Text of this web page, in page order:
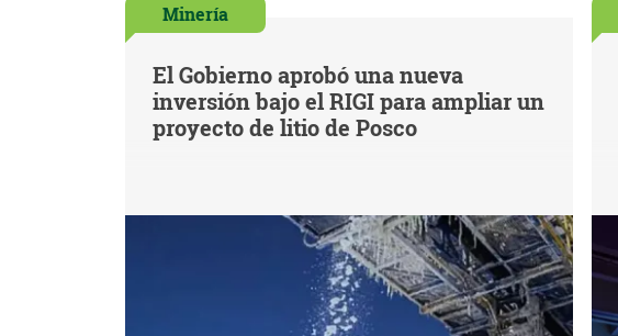
Minería
El Gobierno aprobó una nueva
inversión bajo el RIGI para ampliar un
proyecto de litio de Posco